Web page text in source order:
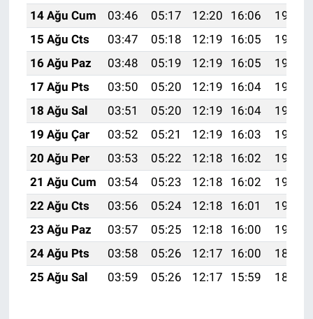
14 Ağu Cum
03:46 05:17 12:20 16:06
19:12
15 Ağu Cts
03:47 05:18 12:19 16:05
19:11
16 Ağu Paz
03:48 05:19 12:19 16:05
19:10
17 Ağu Pts
03:50 05:20 12:19 16:04
19:09
18 Ağu Sal
03:51 05:20 12:19 16:04
19:07
19 Ağu Çar
03:52 05:21 12:19 16:03
19:06
20 Ağu Per
03:53 05:22 12:18 16:02
19:05
21 Ağu Cum
03:54 05:23 12:18 16:02
19:03
22 Ağu Cts
03:56 05:24 12:18 16:01
19:02
23 Ağu Paz
03:57 05:25 12:18 16:00
19:01
24 Ağu Pts
03:58 05:26 12:17 16:00
18:59
25 Ağu Sal
03:59 05:26 12:17 15:59 18:58